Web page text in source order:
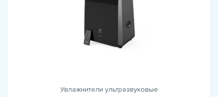
Увлажнители ультразвуковые